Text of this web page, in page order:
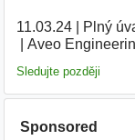
11.03.24| Plný
Aveo
Sledujte později